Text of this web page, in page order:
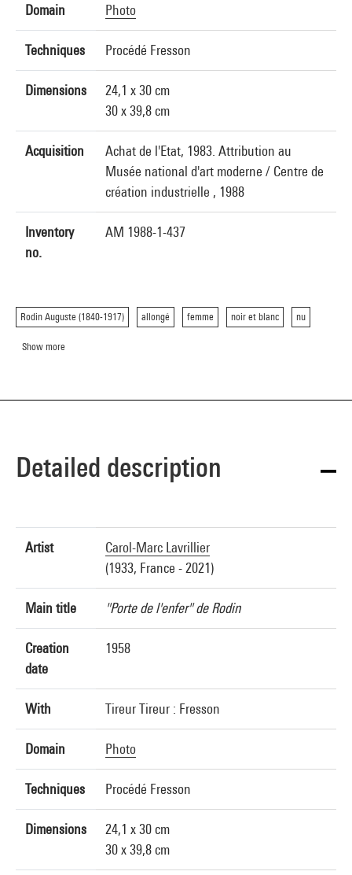
Domain Photo
Techniques Procédé Fresson
Dimensions
24,1 x 30 cm
30 x 39,8 cm
Acquisition
Achat de l'Etat, 1983. Attribution au
Musée national d'art moderne / Centre de
création industrielle , 1988
Inventory
no.
AM 1988-1-437
Rodin Auguste (1840-1917) allongé femme noir et blanc nu
Show more
Detailed description
Artist
Carol-Marc Lavrillier
(1933, France - 2021)
Main title "Porte de l'enfer" de Rodin
Creation
date
1958
With Tireur Tireur : Fresson
Domain Photo
Techniques Procédé Fresson
Dimensions
24,1 x 30 cm
30 x 39,8 cm